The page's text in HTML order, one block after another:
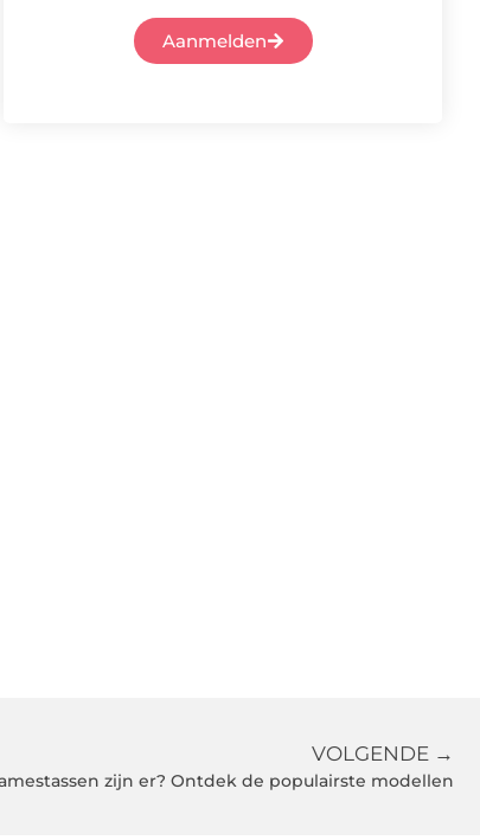
Aanmelden
VOLGENDE →
zijn er? Ontdek de populairste modellen